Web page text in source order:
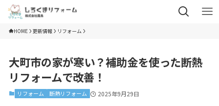
HOME 更新情報 リフォーム
大町市の家が寒い？補助金を使った断熱
リフォームで改善！
リフォーム 断熱リフォーム 2025年9月29日